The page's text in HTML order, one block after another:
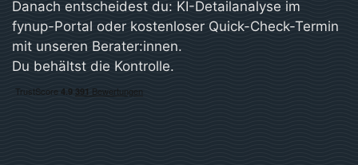
Danach entscheidest du: KI-Detailanalyse im
fynup-Portal oder kostenloser Quick-Check-Termin
mit unseren Berater:innen.
Du behältst die Kontrolle.